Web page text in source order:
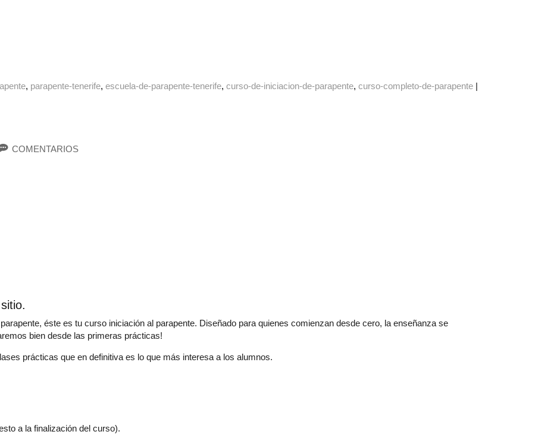
parapente-tenerife escuela-de-parapente-tenerife curso-de-iniciacion-de-parapente curso-completo-de-parapente |
COMENTARIOS
éste es tu curso iniciación al parapente. Diseñado para quienes comienzan desde cero, la enseñanza se
bien desde las primeras prácticas!
prácticas que en definitiva es lo que más interesa a los alumnos.
a la finalización del curso).